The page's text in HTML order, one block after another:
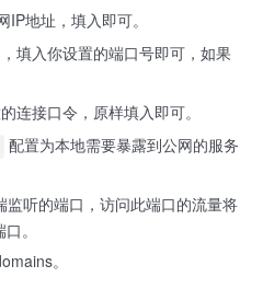
IP地址，填入即可。
填入你设置的端口号即可，如果
连接口令，原样填入即可。
配置为本地需要暴露到公网的服务
听的端口，访问此端口的流量将
。
。